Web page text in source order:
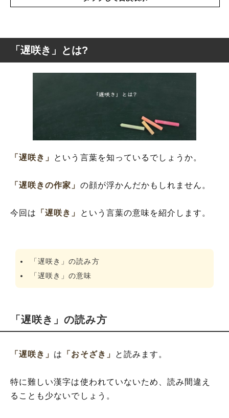
「遅咲き」とは?
「遅咲き」とは?
「遅咲き」 という言葉を知っているでしょうか。
「遅咲きの作家」 の顔が浮かんだかもしれません。
今回は 「遅咲き」 という言葉の意味を紹介します。
「遅咲き」の読み方
「遅咲き」の意味
「遅咲き」の読み方
「遅咲き」 は 「おそざき」 と読みます。
特に難しい漢字は使われていないため、読み間違え
ることも少ないでしょう。